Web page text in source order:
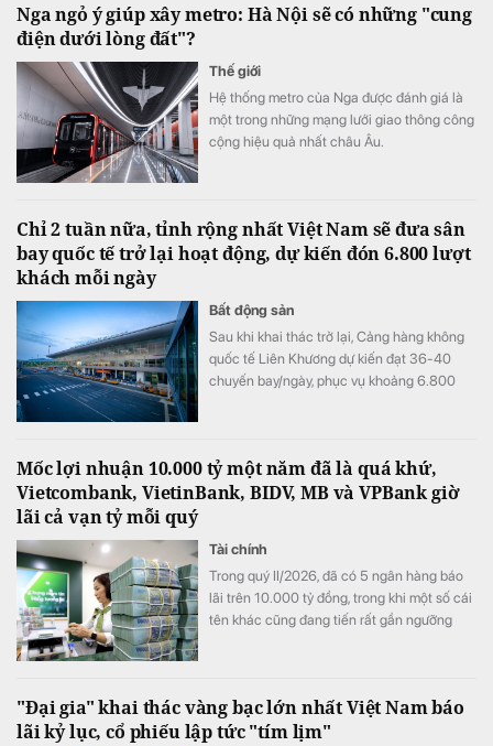
Nga ngỏ ý giúp xây metro: Hà Nội sẽ có những "cung
điện dưới lòng đất"?
Thế giới
Hệ thống metro của Nga được đánh giá là
một trong những mạng lưới giao thông công
cộng hiệu quả nhất châu Âu.
Chỉ 2 tuần nữa, tỉnh rộng nhất Việt Nam sẽ đưa sân
bay quốc tế trở lại hoạt động, dự kiến đón 6.800 lượt
khách mỗi ngày
Bất động sản
Sau khi khai thác trở lại, Cảng hàng không
quốc tế Liên Khương dự kiến đạt 36-40
chuyến bay/ngày, phục vụ khoảng 6.800
Mốc lợi nhuận 10.000 tỷ một năm đã là quá khứ,
Vietcombank, VietinBank, BIDV, MB và VPBank giờ
lãi cả vạn tỷ mỗi quý
Tài chính
Trong quý II/2026, đã có 5 ngân hàng báo
lãi trên 10.000 tỷ đồng, trong khi một số cái
tên khác cũng đang tiến rất gần ngưỡng
"Đại gia" khai thác vàng bạc lớn nhất Việt Nam báo
lãi kỷ lục, cổ phiếu lập tức "tím lịm"